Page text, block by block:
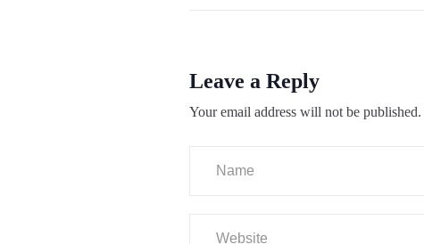
Leave a Reply
Your email address will not be published.